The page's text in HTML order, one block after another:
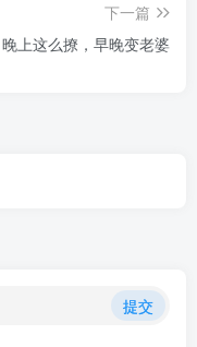
下一篇
晚上这么撩，早晚变老婆
提交